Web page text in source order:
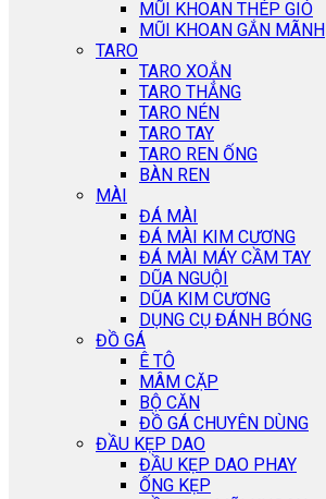
MŨI KHOAN THÉP GIÓ
MŨI KHOAN GẮN MÃNH
TARO
TARO XOẮN
TARO THẲNG
TARO NÉN
TARO TAY
TARO REN ỐNG
BÀN REN
MÀI
ĐÁ MÀI
ĐÁ MÀI KIM CƯƠNG
ĐÁ MÀI MÁY CẦM TAY
DŨA NGUỘI
DŨA KIM CƯƠNG
DỤNG CỤ ĐÁNH BÓNG
ĐỒ GÁ
Ê TÔ
MÂM CẶP
BỘ CĂN
ĐỒ GÁ CHUYÊN DÙNG
ĐẦU KẸP DAO
ĐẦU KẸP DAO PHAY
ỐNG KẸP